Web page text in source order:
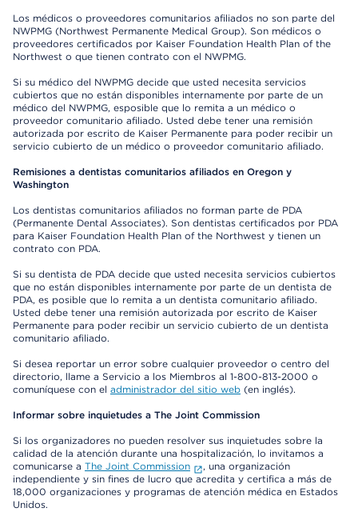
Los médicos o proveedores comunitarios afiliados no son parte del
NWPMG (Northwest Permanente Medical Group). Son médicos o
proveedores certificados por Kaiser Foundation Health Plan of the
Northwest o que tienen contrato con el NWPMG.
Si su médico del NWPMG decide que usted necesita servicios
cubiertos que no están disponibles internamente por parte de un
médico del NWPMG, esposible que lo remita a un médico o
proveedor comunitario afiliado. Usted debe tener una remisión
autorizada por escrito de Kaiser Permanente para poder recibir un
servicio cubierto de un médico o proveedor comunitario afiliado.
Remisiones a dentistas comunitarios afiliados en Oregon y
Washington
Los dentistas comunitarios afiliados no forman parte de PDA
(Permanente Dental Associates). Son dentistas certificados por PDA
para Kaiser Foundation Health Plan of the Northwest y tienen un
contrato con PDA.
Si su dentista de PDA decide que usted necesita servicios cubiertos
que no están disponibles internamente por parte de un dentista de
PDA, es posible que lo remita a un dentista comunitario afiliado.
Usted debe tener una remisión autorizada por escrito de Kaiser
Permanente para poder recibir un servicio cubierto de un dentista
comunitario afiliado.
Si desea reportar un error sobre cualquier proveedor o centro del
directorio, llame a Servicio a los Miembros al 1-800-813-2000 o
comuníquese con el administrador del sitio web (en inglés).
Informar sobre inquietudes a The Joint Commission
Si los organizadores no pueden resolver sus inquietudes sobre la
calidad de la atención durante una hospitalización, lo invitamos a
comunicarse a The Joint Commission
, una organización
independiente y sin fines de lucro que acredita y certifica a más de
18,000 organizaciones y programas de atención médica en Estados
Unidos.